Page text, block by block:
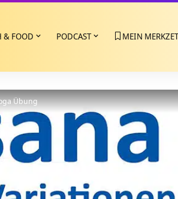
& FOOD PODCAST MEIN
Übung